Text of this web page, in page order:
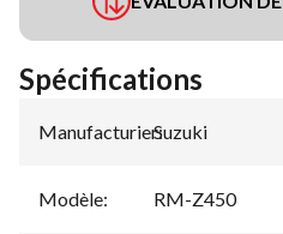
Spécifications
Manufacturier:
Suzuki
Modèle: RM-Z450